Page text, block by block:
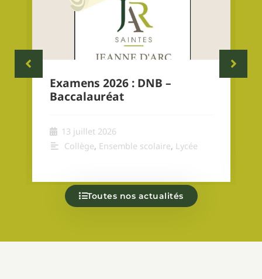
Examens 2026 : DNB –
Baccalauréat
13 juillet 2026
Collège, Ensemble scolaire, Lycée
Toutes nos actualités